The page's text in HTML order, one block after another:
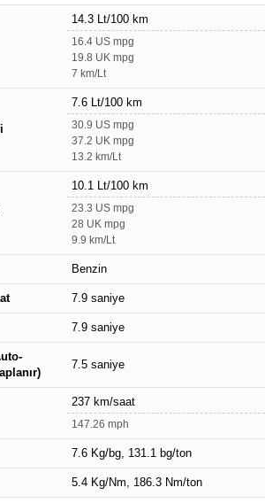
14.3 Lt/100 km
16.4 US mpg
19.8 UK mpg
7 km/Lt
7.6 Lt/100 km
30.9 US mpg
37.2 UK mpg
13.2 km/Lt
10.1 Lt/100 km
23.3 US mpg
28 UK mpg
9.9 km/Lt
Benzin
7.9 saniye
7.9 saniye
7.5 saniye
237 km/saat
147.26 mph
7.6 Kg/bg, 131.1 bg/ton
5.4 Kg/Nm, 186.3 Nm/ton